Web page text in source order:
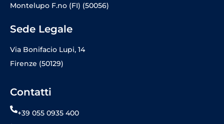
Montelupo F.no (FI) (50056)
Sede Legale
Via Bonifacio Lupi, 14
Firenze (50129)
Contatti
+39 055 0935 400